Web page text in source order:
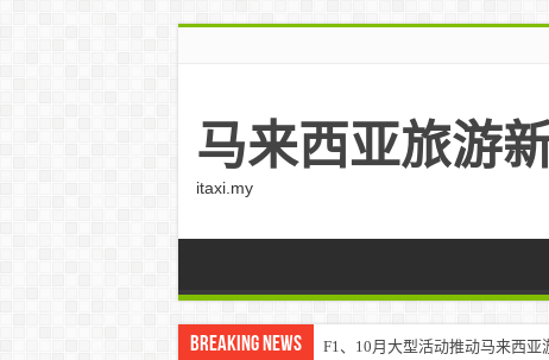
马来西亚旅游
itaxi.my
Breaking News F1、10月大型活动推动马来西亚